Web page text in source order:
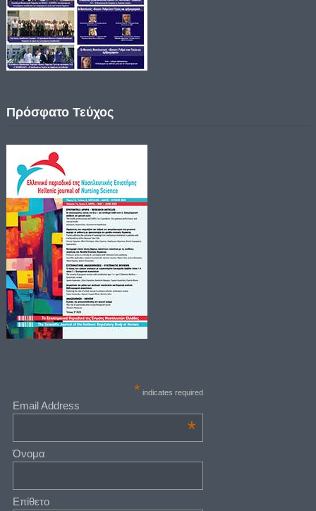
Πρόσφατο Τεύχος
* indicates required
Email Address
*
Όνομα
Επίθετο